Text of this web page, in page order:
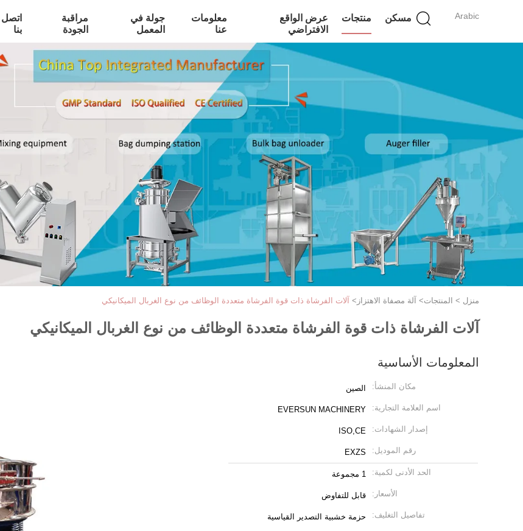
Arabic مسكن منتجات
عرض الواقع
الافتراضي
معلومات
عنا
جولة في
المعمل
مراقبة
الجودة
اتصل
بنا
منزل > المنتجات> آلة مصفاة الاهتزاز > آلات الفرشاة ذات قوة الفرشاة متعددة الوظائف من نوع الغربال الميكانيكي
آلات الفرشاة ذات قوة الفرشاة متعددة الوظائف من نوع الغربال الميكانيكي
المعلومات الأساسية
مكان المنشأ: الصين
اسم العلامة التجارية: EVERSUN MACHINERY
إصدار الشهادات: ISO,CE
رقم الموديل: EXZS
الحد الأدنى لكمية: 1 مجموعة
الأسعار: قابل للتفاوض
تفاصيل التغليف: حزمة خشبية التصدير القياسية